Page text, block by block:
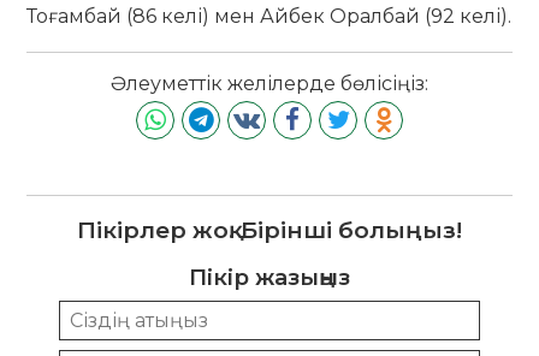
Тоғамбай (86 келі) мен Айбек Оралбай (92 келі).
Әлеуметтік желілерде бөлісіңіз:
Пікірлер жоқ. Бірінші болыңыз!
Пікір жазыңыз